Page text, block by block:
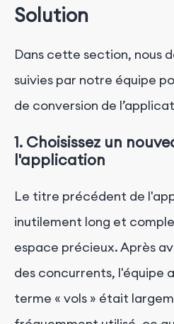
Solution
Dans cette section, nous
suivies par notre équipe
de conversion de
1. Choisissez un
l'application
Le titre précédent de
inutilement long et
espace précieux. Après
des concurrents, l'équipe
terme « vols » était